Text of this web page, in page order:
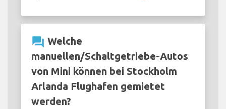
question_answer Welche
manuellen/Schaltgetriebe-Autos
von Mini können bei Stockholm
Arlanda Flughafen gemietet
werden?